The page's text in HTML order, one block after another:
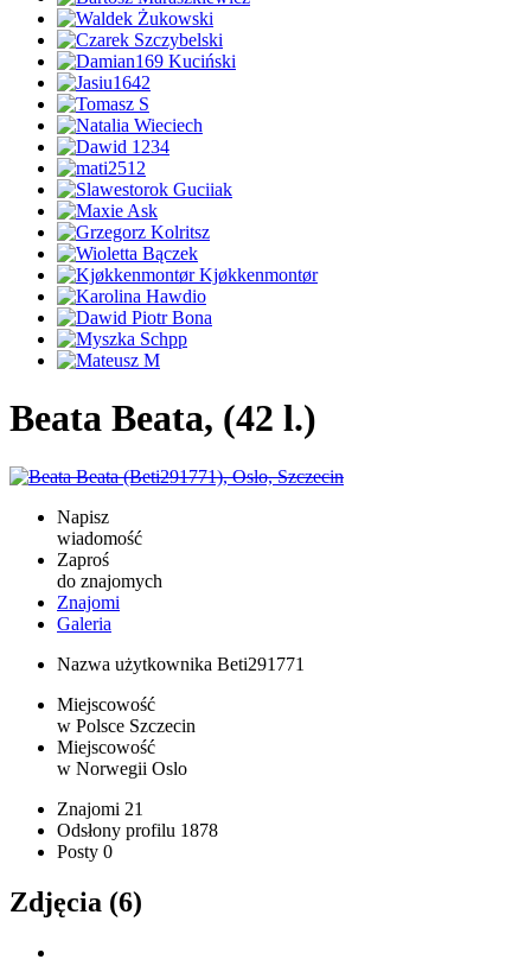
Beata Beata, (42 l.)
Napisz
wiadomość
Zaproś
do znajomych
Znajomi
Galeria
Nazwa użytkownika Beti291771
Miejscowość
w Polsce Szczecin
Miejscowość
w Norwegii Oslo
Znajomi 21
Odsłony profilu 1878
Posty 0
Zdjęcia (6)